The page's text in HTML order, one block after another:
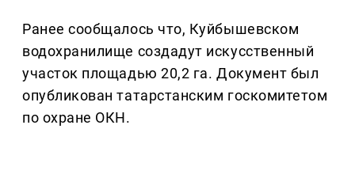
Ранее сообщалось что, Куйбышевском
водохранилище создадут искусственный
участок площадью20,2 га. Документ был
опубликован татарстанским госкомитетом
по охране ОКН.